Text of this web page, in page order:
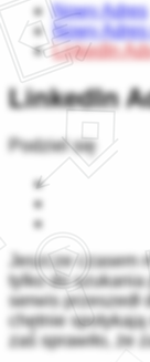
Nowy Adres
Nowy
LinkedIn
LinkedIn
Podziel się
Jeszcze czasem
tylko do szukania
serwis przeszedł
chętnie
zaś sprawiło, że